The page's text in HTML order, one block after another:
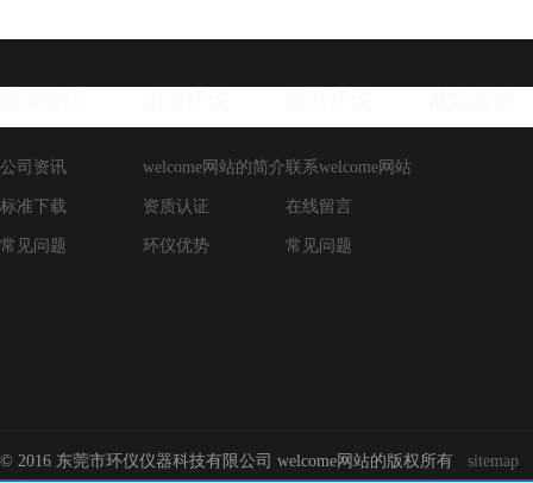
公司资讯
标准下载
常见问题
welcome网站的简介
资质认证
环仪优势
联系welcome网站
在线留言
常见问题
© 2016 东莞市环仪仪器科技有限公司 welcome网站的版权所有 sitemap